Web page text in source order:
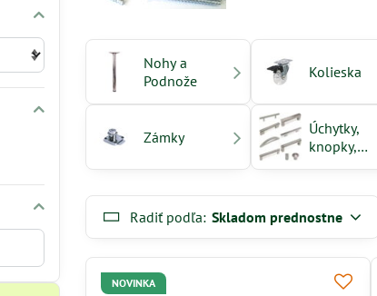
Nohy a
Podnože
Kolieska
Zámky
Úchytky,
knopky,
profily a
HRANIPEX
Radiť podľa: Skladom prednostne
NOVINKA